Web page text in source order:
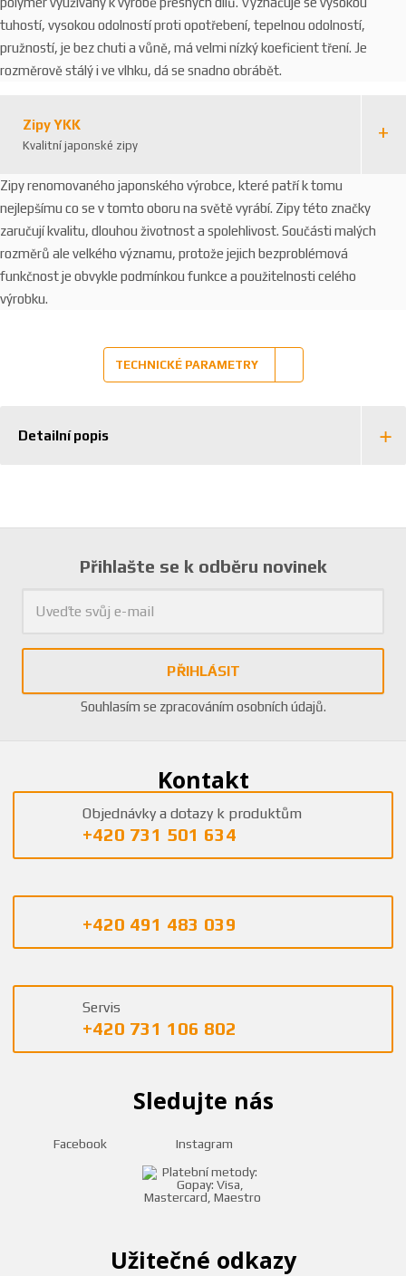
tuhostí, vysokou odolností proti opotřebení, tepelnou odolností,
pružností, je bez chuti a vůně, má velmi nízký koeficient tření. Je
rozměrově stálý i ve vlhku, dá se snadno obrábět.
Zipy YKK
Kvalitní japonské zipy
Zipy renomovaného japonského výrobce, které patří k tomu
nejlepšímu co se v tomto oboru na světě vyrábí. Zipy této značky
zaručují kvalitu, dlouhou životnost a spolehlivost. Součásti malých
rozměrů ale velkého významu, protože jejich bezproblémová
funkčnost je obvykle podmínkou funkce a použitelnosti celého
výrobku.
TECHNICKÉ PARAMETRY
Detailní popis
Přihlašte se k odběru novinek
PŘIHLÁSIT
Souhlasím se zpracováním osobních údajů.
Užitečné odkazy
Kontakt
Objednávky a dotazy k produktům
+420 731 501 634
+420 491 483 039
Servis
+420 731 106 802
Sledujte nás
Facebook Instagram